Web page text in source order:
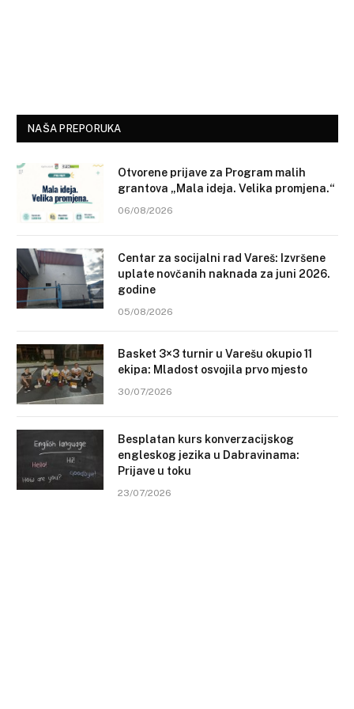
NAŠA PREPORUKA
Otvorene prijave za Program malih
grantova „Mala ideja. Velika promjena.“
06/08/2026
Centar za socijalni rad Vareš: Izvršene
uplate novčanih naknada za juni 2026.
godine
05/08/2026
Basket 3×3 turnir u Varešu okupio 11
ekipa: Mladost osvojila prvo mjesto
30/07/2026
Besplatan kurs konverzacijskog
engleskog jezika u Dabravinama:
Prijave u toku
23/07/2026